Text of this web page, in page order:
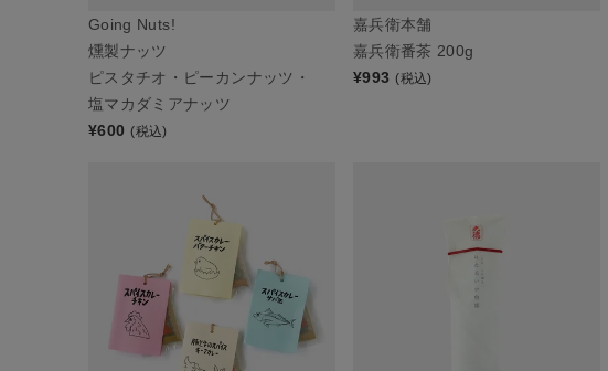
Going Nuts!
燻製ナッツ
ピスタチオ・ピーカンナッツ・
塩マカダミアナッツ
¥600 (税込)
嘉兵衛本舗
嘉兵衛番茶 200g
¥993 (税込)